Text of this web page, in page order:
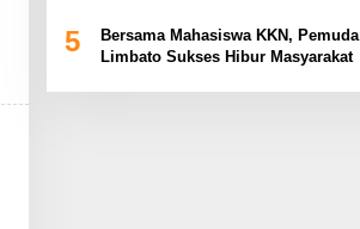
5
Bersama Mahasiswa KKN, Pemuda
Limbato Sukses Hibur Masyarakat